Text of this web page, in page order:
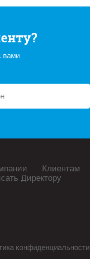
вами
Клиентам
Директору
конфиденциальности